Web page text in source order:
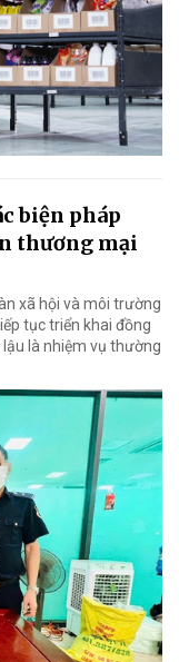
biện pháp
thương mại
xã hội và môi trường
tục triển khai đồng
là nhiệm vụ thường